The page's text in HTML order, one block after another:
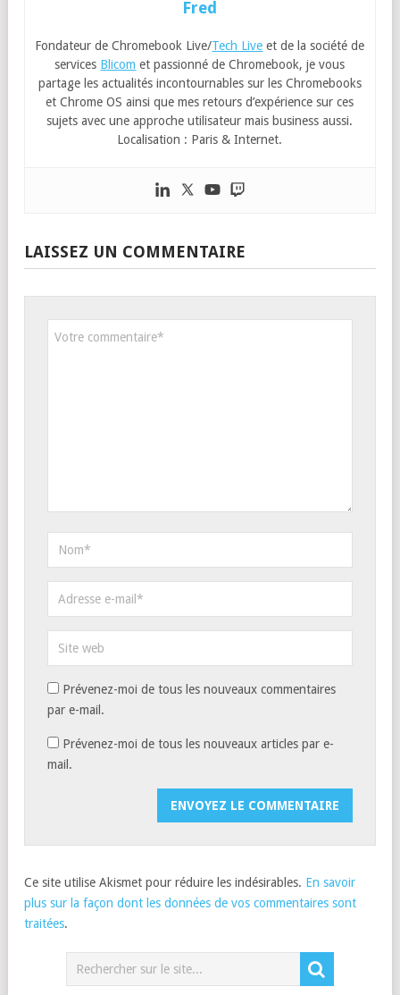
Fred
Fondateur de Chromebook Live/Tech Live et de la société de
services Blicom et passionné de Chromebook, je vous
partage les actualités incontournables sur les Chromebooks
et Chrome OS ainsi que mes retours d’expérience sur ces
sujets avec une approche utilisateur mais business aussi.
Localisation : Paris & Internet.
LAISSEZ UN COMMENTAIRE
Prévenez-moi de tous les nouveaux commentaires
par e-mail.
Prévenez-moi de tous les nouveaux articles par e-
mail.
Ce site utilise Akismet pour réduire les indésirables. En savoir
plus sur la façon dont les données de vos commentaires sont
traitées.